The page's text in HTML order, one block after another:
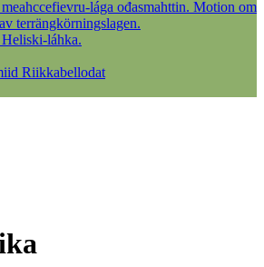
lága ođasmahttin. Motion om
terrängkörningslagen.
láhka.
Riikkabellodat